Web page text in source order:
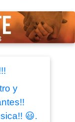
y
😃.